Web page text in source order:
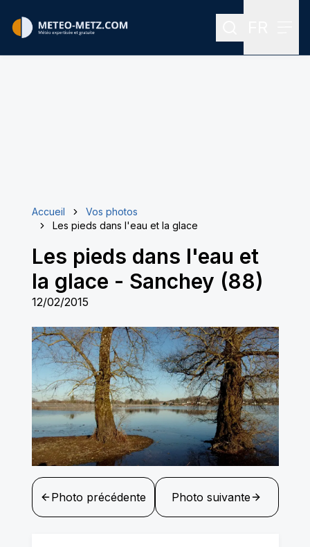
Rechercher
Accueil
Vos photos
Les pieds dans l'eau et la glace
Les pieds dans l'eau et
la glace - Sanchey (88)
12/02/2015
Photo précédente Photo suivante